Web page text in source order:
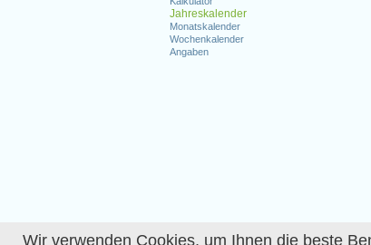
Wir verwenden Cookies, um Ihnen die beste
Jahreskalender
Monatskalender
Wochenkalender
Angaben